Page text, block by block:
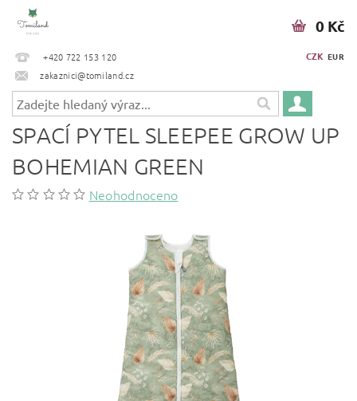
+420 722 153 120
zakaznici@tomiland.cz
CZK EUR
0 Kč
SPACÍ PYTEL SLEEPEE GROW UP
BOHEMIAN GREEN
Neohodnoceno